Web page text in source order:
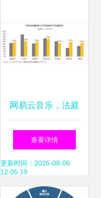
网易云音乐，法庭
见 用户数据权利的
边界与互联网服务
的责任
查看详情
更新时间：2026-08-06
12:05:19